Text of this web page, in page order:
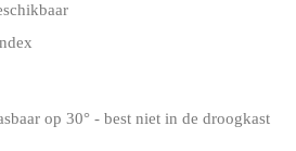
op 30° - best niet in de droogkast